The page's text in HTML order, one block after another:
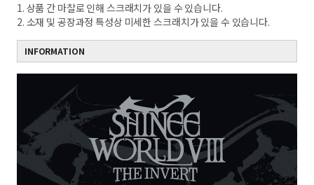
1. 상품 간 마찰로 인해 스크래치가 있을 수 있습니다.
2. 소재 및 공장과정 특성상 미세한 스크래치가 있을 수 있습니다.
INFORMATION